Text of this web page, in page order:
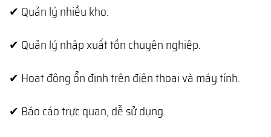
✔ Quản lý nhiều kho.
✔ Quản lý nhập xuất tồn chuyên nghiệp.
✔ Hoạt động ổn định trên điện thoại và máy tính.
✔ Báo cáo trực quan, dễ sử dụng.